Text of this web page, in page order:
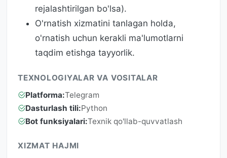
rejalashtirilgan bo'lsa).
O'rnatish xizmatini tanlagan holda,
o'rnatish uchun kerakli ma'lumotlarni
taqdim etishga tayyorlik.
TEXNOLOGIYALAR VA VOSITALAR
Platforma:Telegram
Dasturlash tili:Python
Bot funksiyalari:Texnik qo'llab-quvvatlash
XIZMAT HAJMI